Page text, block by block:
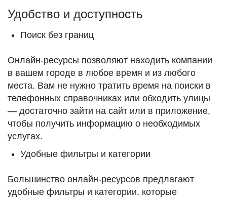
Удобство и доступность
Поиск без границ
Онлайн-ресурсы позволяют находить компании
в вашем городе в любое время и из любого
места. Вам не нужно тратить время на поиски в
телефонных справочниках или обходить улицы
— достаточно зайти на сайт или в приложение,
чтобы получить информацию о необходимых
услугах.
Удобные фильтры и категории
Большинство онлайн-ресурсов предлагают
удобные фильтры и категории, которые